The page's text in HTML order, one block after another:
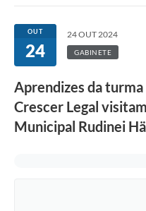
OUT
24
24 OUT 2024
GABINETE
Aprendizes da
Crescer Legal
Municipal Rudinei